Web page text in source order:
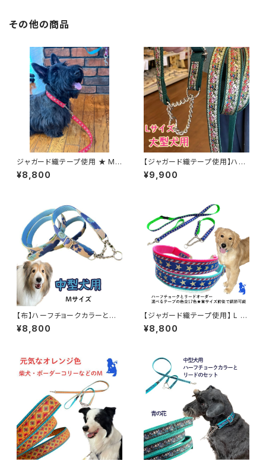
その他の商品
ジャガード織テープ使用 ★ Mサ
イズ ハーフチョークカラーとリ
ードのセット 裏テープはお好み
ズカンパニー
¥8,800
【ジャガード織テープ使用】ハー
フチョークカラーと選べるハンド
ル付きリードのセット Lサイズ
サイズに合わせて作ります ハー
フチョークカラー 日本製 オーダ
ーメイド｜ラリーズカンパニー
¥9,900
【布】ハーフチョークカラーとリ
ードのセット 送料無料★Mサ
イズ 青い花柄 中型犬用 ハー
¥8,800
【ジャガード織テープ使用】 L レ
トリバーサイズのハーフチョーク
オーダー 【USA】横幅2.5cm 大
ーダーメイド｜ラリーズカンパニ
¥8,800